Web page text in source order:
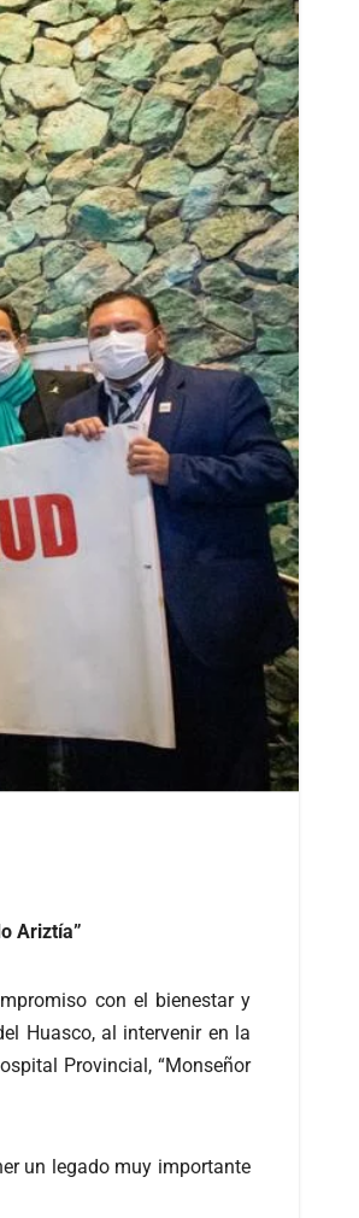
Ariztía”
con el bienestar y
Huasco, al intervenir en la
Provincial, “Monseñor
un legado muy importante